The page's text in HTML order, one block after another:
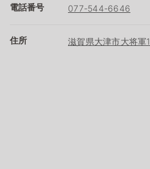
電話番号 077-544-6646
住所 滋賀県大津市大将